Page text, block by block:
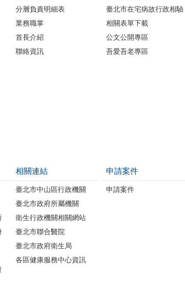
分層負責明細表
業務職掌
首長介紹
聯絡資訊
臺北市在宅病故行政相驗
相關表單下載
公文公開專區
吾愛吾老專區
相關連結
臺北市中山區行政機關
臺北市政府所屬機關
衛生行政機關相關網站
臺北市聯合醫院
臺北市政府衛生局
各區健康服務中心資訊
申請案件
申請案件